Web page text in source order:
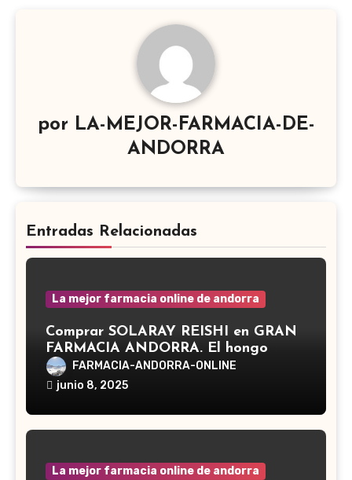
por LA-MEJOR-FARMACIA-DE-
ANDORRA
Entradas Relacionadas
La mejor farmacia online de andorra
Comprar SOLARAY REISHI en GRAN
FARMACIA ANDORRA. El hongo
Reishi, cuyo nombre científico es
Ganoderma lucidum, es un hongo
en la medicina tradicional asiática
FARMACIA-ANDORRA-ONLINE
junio 8, 2025
La mejor farmacia online de andorra